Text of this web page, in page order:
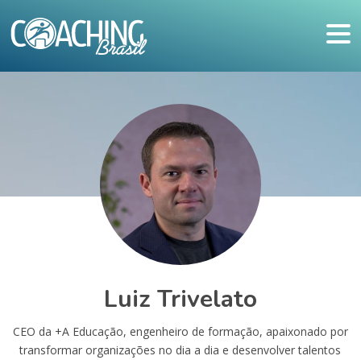
Luiz Trivelato
CEO da +A Educação, engenheiro de formação, apaixonado por
transformar organizações no dia a dia e desenvolver talentos